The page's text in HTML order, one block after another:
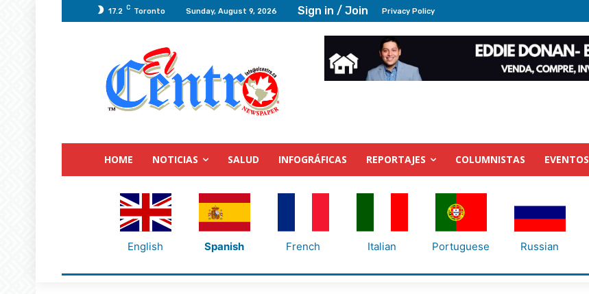
17.2 C Toronto Sunday, August 9, 2026 Sign in / Join Privacy Policy
HOME NOTICIAS SALUD INFOGRÁFICAS REPORTAJES COLUMNISTAS EVENTOS
English Spanish French Italian Portuguese Russian